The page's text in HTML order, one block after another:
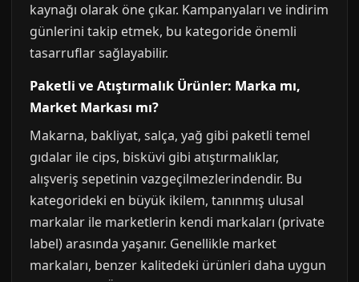
kaynağı olarak öne çıkar. Kampanyaları ve indirim
günlerini takip etmek, bu kategoride önemli
tasarruflar sağlayabilir.
Paketli ve Atıştırmalık Ürünler: Marka mı,
Market Markası mı?
Makarna, bakliyat, salça, yağ gibi paketli temel
gıdalar ile cips, bisküvi gibi atıştırmalıklar,
alışveriş sepetinin vazgeçilmezlerindendir. Bu
kategorideki en büyük ikilem, tanınmış ulusal
markalar ile marketlerin kendi markaları (private
label) arasında yaşanır. Genellikle market
markaları, benzer kalitedeki ürünleri daha uygun